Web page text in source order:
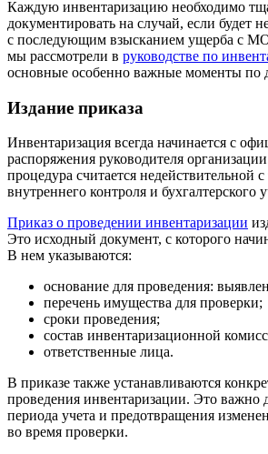
Каждую инвентаризацию необходимо
документировать на случай, если будет
с последующим взысканием ущерба с
мы рассмотрели в руководстве по
основные особенно важные моменты по
Издание приказа
Инвентаризация всегда начинается с
распоряжения руководителя
процедура считается недействительной
внутреннего контроля и бухгалтерского
Приказ о проведении инвентаризации
Это исходный документ, с которого
В нем указываются:
основание для проведения:
перечень имущества для проверки;
сроки проведения;
состав инвентаризационной
ответственные лица.
В приказе также устанавливаются
проведения инвентаризации. Это важно
периода учета и предотвращения
во время проверки.